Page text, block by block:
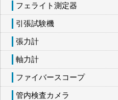
フェライト測定器
引張試験機
張力計
軸力計
ファイバースコープ
管内検査カメラ